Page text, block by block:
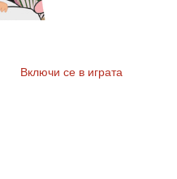
Включи се в играта